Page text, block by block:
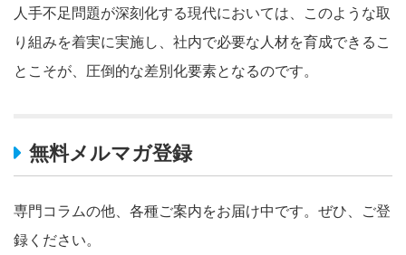
人手不足問題が深刻化する現代においては、このような取
り組みを着実に実施し、社内で必要な人材を育成できるこ
とこそが、圧倒的な差別化要素となるのです。
無料メルマガ登録
専門コラムの他、各種ご案内をお届け中です。ぜひ、ご登
録ください。